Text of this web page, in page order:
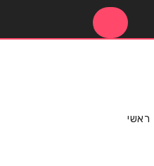
ראשי